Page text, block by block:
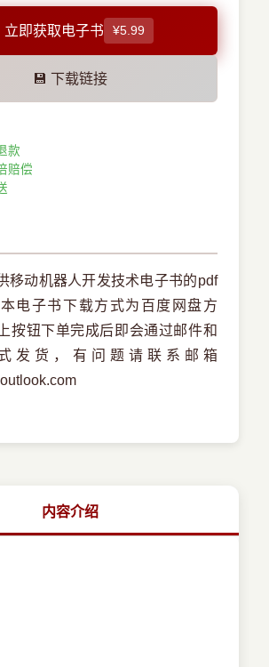
立即获取电子书 ¥5.99
💾 下载链接
款
赔偿
移动机器人开发技术电子书的pdf
电子书下载方式为百度网盘方
按钮下单完成后即会通过邮件和
发货，有问题请联系邮箱
内容介绍